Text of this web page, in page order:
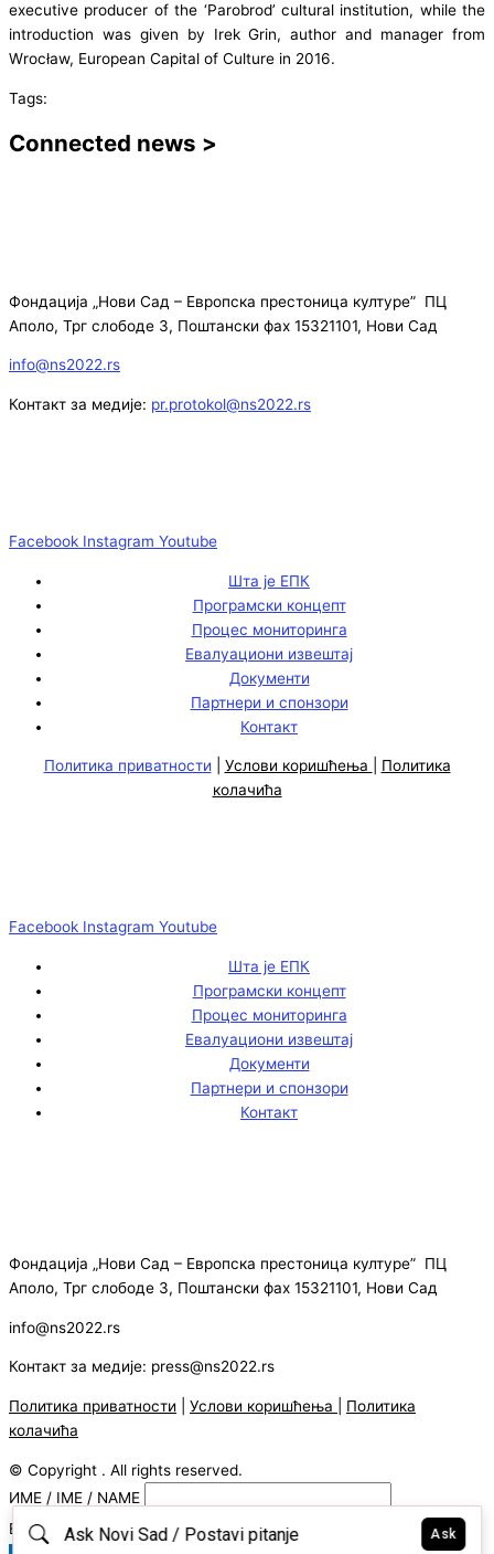
executive producer of the ‘Parobrod’ cultural institution, while the
introduction was given by Irek Grin, author and manager from
Wrocław, European Capital of Culture in 2016.
Tags:
Connected news >
Фондација „Нови Сад – Европска престоница културе” ПЦ
Аполо, Трг слободе 3, Поштански фах 15321101, Нови Сад
info@ns2022.rs
Контакт за медије: pr.protokol@ns2022.rs
Facebook Instagram Youtube
Шта је ЕПК
Програмски концепт
Процес мониторинга
Евалуациони извештај
Документи
Партнери и спонзори
Контакт
Политика приватности Услови коришћења
Политика
колачића
Facebook Instagram Youtube
Шта је ЕПК
Програмски концепт
Процес мониторинга
Евалуациони извештај
Документи
Партнери и спонзори
Контакт
Фондација „Нови Сад – Европска престоница културе” ПЦ
Аполо, Трг слободе 3, Поштански фах 15321101, Нови Сад
info@ns2022.rs
Контакт за медије: press@ns2022.rs
Политика приватности Услови коришћења
Политика
колачића
© Copyright . All rights reserved.
ИМЕ / IME / NAME
E-MAIL